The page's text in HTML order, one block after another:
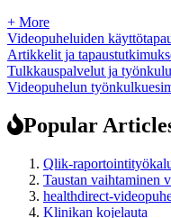
+ More
Videopuheluiden
Artikkelit ja
Tulkkauspalvelut ja
Videopuhelun
Popular
Qlik-
Taustan vaihtaminen
healthdirect-
Klinikan kojelauta